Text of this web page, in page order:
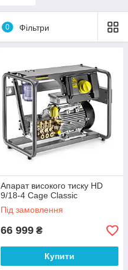
0 Фільтри
Апарат високого тиску HD
9/18-4 Cage Classic
Під замовлення
66 999 ₴
Купити